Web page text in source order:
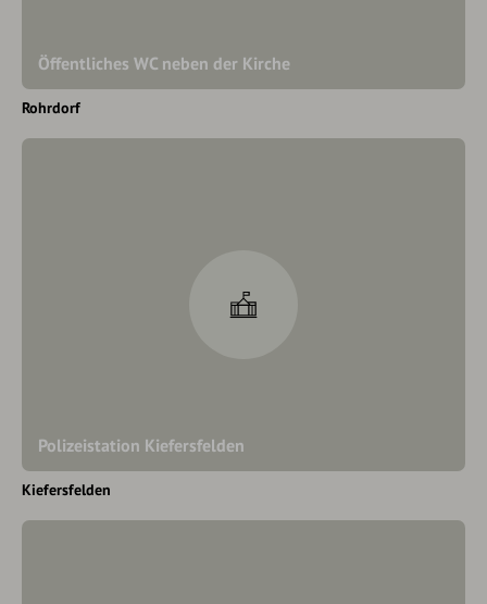
Öffentliches WC neben der Kirche
Rohrdorf
Polizeistation Kiefersfelden
Kiefersfelden